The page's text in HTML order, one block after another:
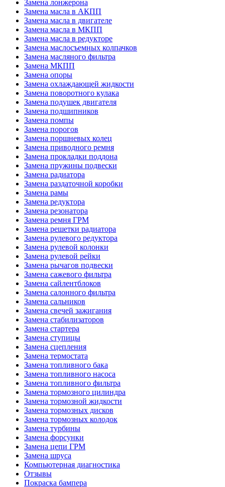
Замена лонжерона
Замена масла в АКПП
Замена масла в двигателе
Замена масла в МКПП
Замена масла в редукторе
Замена маслосъемных колпачков
Замена масляного фильтра
Замена МКПП
Замена опоры
Замена охлаждающей жидкости
Замена поворотного кулака
Замена подушек двигателя
Замена подшипников
Замена помпы
Замена порогов
Замена поршневых колец
Замена приводного ремня
Замена прокладки поддона
Замена пружины подвески
Замена радиатора
Замена раздаточной коробки
Замена рамы
Замена редуктора
Замена резонатора
Замена ремня ГРМ
Замена решетки радиатора
Замена рулевого редуктора
Замена рулевой колонки
Замена рулевой рейки
Замена рычагов подвески
Замена сажевого фильтра
Замена сайлентблоков
Замена салонного фильтра
Замена сальников
Замена свечей зажигания
Замена стабилизаторов
Замена стартера
Замена ступицы
Замена сцепления
Замена термостата
Замена топливного бака
Замена топливного насоса
Замена топливного фильтра
Замена тормозного цилиндра
Замена тормозной жидкости
Замена тормозных дисков
Замена тормозных колодок
Замена турбины
Замена форсунки
Замена цепи ГРМ
Замена шруса
Компьютерная диагностика
Отзывы
Покраска бампера